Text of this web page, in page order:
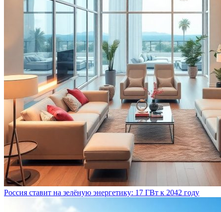
Россия ставит на зелёную энергетику: 17 ГВт к 2042 году